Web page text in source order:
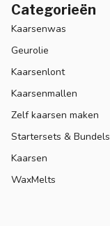
Categorieën
Kaarsenwas
Geurolie
Kaarsenlont
Kaarsenmallen
Zelf kaarsen maken
Startersets & Bundels
Kaarsen
WaxMelts